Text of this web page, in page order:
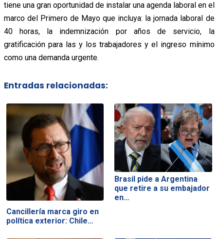
tiene una gran oportunidad de instalar una agenda laboral en el
marco del Primero de Mayo que incluya: la jornada laboral de
40 horas, la indemnización por años de servicio, la
gratificación para las y los trabajadores y el ingreso mínimo
como una demanda urgente.
Entradas relacionadas:
Cancillería marca giro en
política exterior: Chile…
Brasil pide a Argentina
que retire a su embajador
en…